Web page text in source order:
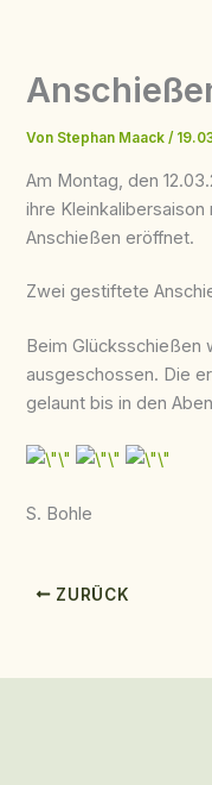
Von Stephan Maack/
Am Montag, den
ihre
Anschießen eröffnet.
Zwei gestiftete
Beim Glücksschießen
ausgeschossen. Die
gelaunt bis in den
S. Bohle
ZURÜCK